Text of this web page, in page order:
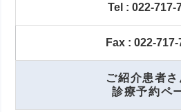
Tel : 022-717-
Fax : 022-
ご紹介患者さ
診療予約ペ